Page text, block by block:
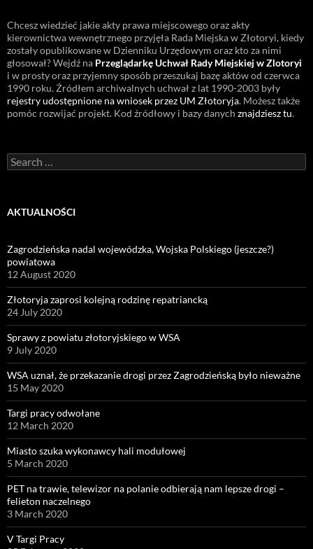
Chcesz wiedzieć jakie akty prawa miejscowego oraz akty
kierownictwa wewnętrznego przyjęła Rada Miejska w Złotoryi, kiedy
zostały opublikowane w Dzienniku Urzędowym oraz kto za nimi
głosował? Wejdź na Przeglądarkę Uchwał Rady Miejskiej w Zlotoryi
i w prosty oraz przyjemny sposób przeszukaj bazę aktów od czerwca
1990 roku. Źródłem archiwalnych uchwał z lat 1990-2003 były
rejestry udostępnione na wniosek przez UM Złotoryja. Możesz także
pomóc rozwijać projekt. Kod źródłowy i bazy danych znajdziesz tu.
Search
for:
AKTUALNOŚCI
Zagrodzieńska nadal wojewódzka, Wojska Polskiego (jeszcze?)
powiatowa
12 August 2020
Złotoryja zaprosi kolejną rodzinę repatriancką
24 July 2020
Sprawy z powiatu złotoryjskiego w WSA
9 July 2020
WSA uznał, że przekazanie drogi przez Zagrodzieńską było nieważne
15 May 2020
Targi pracy odwołane
12 March 2020
Miasto szuka wykonawcy hali modułowej
5 March 2020
PET na trawie, telewizor na polanie odbierają nam lepsze drogi –
felieton naczelnego
3 March 2020
V Targi Pracy